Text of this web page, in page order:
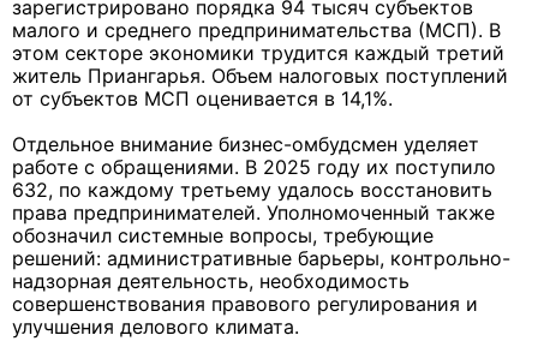
зарегистрировано порядка 94 тысяч субъектов
малого и среднего предпринимательства (МСП). В
этом секторе экономики трудится каждый третий
житель Приангарья. Объем налоговых поступлений
от субъектов МСП оценивается в 14,1%.
Отдельное внимание бизнес-омбудсмен уделяет
работе с обращениями. В 2025 году их поступило
632, по каждому третьему удалось восстановить
права предпринимателей. Уполномоченный также
обозначил системные вопросы, требующие
решений: административные барьеры, контрольно-
надзорная деятельность, необходимость
совершенствования правового регулирования и
улучшения делового климата.